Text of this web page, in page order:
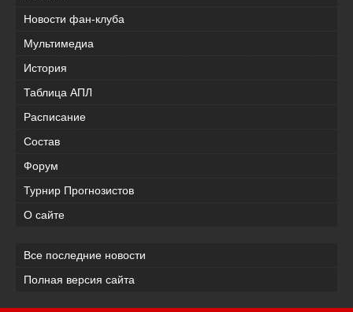
Новости фан-клуба
Мультимедиа
История
Таблица АПЛ
Расписание
Состав
Форум
Турнир Прогнозистов
О сайте
Все последние новости
Полная версия сайта